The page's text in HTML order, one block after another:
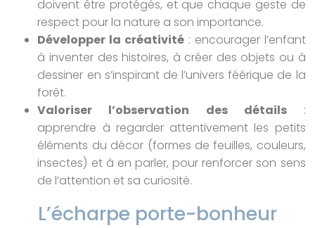
doivent être protégés, et que chaque geste de
respect pour la nature a son importance.
Développer la créativité : encourager l’enfant
à inventer des histoires, à créer des objets ou à
dessiner en s’inspirant de l’univers féérique de la
forêt.
Valoriser l’observation des détails:
apprendre à regarder attentivement les petits
éléments du décor (formes de feuilles, couleurs,
insectes) et à en parler, pour renforcer son sens
de l’attention et sa curiosité.
L’écharpe porte-bonheur